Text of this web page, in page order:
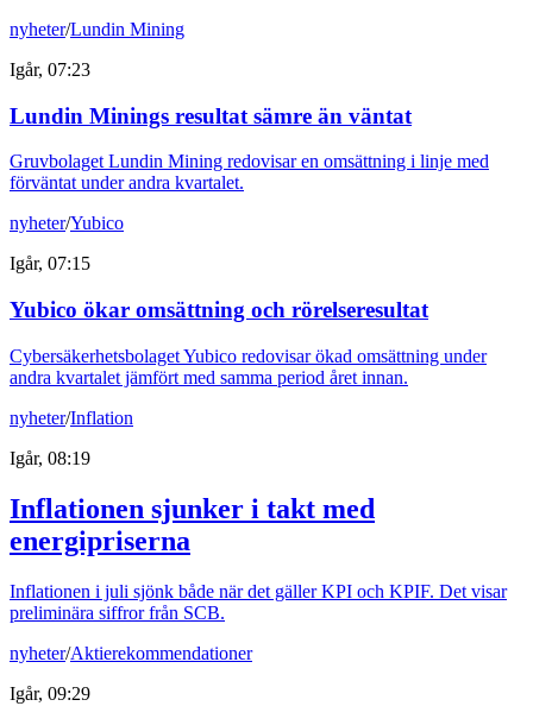
nyheter/Lundin Mining
Igår, 07:23
Lundin Minings resultat sämre än väntat
Gruvbolaget Lundin Mining redovisar en omsättning i linje med
förväntat under andra kvartalet.
nyheter/Yubico
Igår, 07:15
Yubico ökar omsättning och rörelseresultat
Cybersäkerhetsbolaget Yubico redovisar ökad omsättning under
andra kvartalet jämfört med samma period året innan.
nyheter/Inflation
Igår, 08:19
Inflationen sjunker i takt med
energipriserna
Inflationen i juli sjönk både när det gäller KPI och KPIF. Det visar
preliminära siffror från SCB.
nyheter/Aktierekommendationer
Igår, 09:29